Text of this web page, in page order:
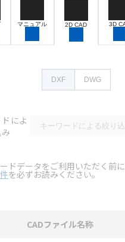
マニュアル 2D CAD 3D
DXF DWG
によ
ドデータをご利用いただく前に
を必ずお読みください。
CADファイル名称